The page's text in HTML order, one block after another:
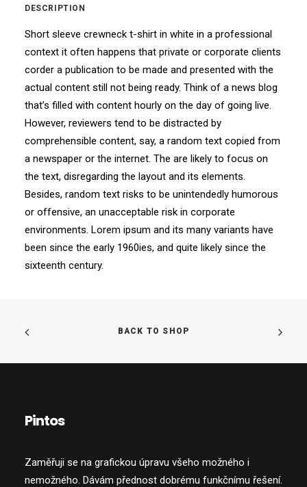
DESCRIPTION
Short sleeve crewneck t-shirt in white in a professional
context it often happens that private or corporate clients
corder a publication to be made and presented with the
actual content still not being ready. Think of a news blog
that’s filled with content hourly on the day of going live.
However, reviewers tend to be distracted by
comprehensible content, say, a random text copied from
a newspaper or the internet. The are likely to focus on
the text, disregarding the layout and its elements.
Besides, random text risks to be unintendedly humorous
or offensive, an unacceptable risk in corporate
environments. Lorem ipsum and its many variants have
been since the early 1960ies, and quite likely since the
sixteenth century.
BACK TO SHOP
Pintos
Zaměřuji se na grafickou úpravu všeho možného i
nemožného. Dávám přednost dobrému funkčnímu řešení.